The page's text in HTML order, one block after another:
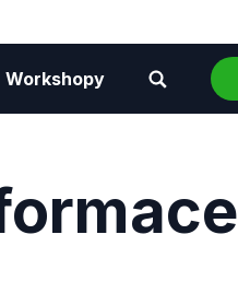
Workshopy